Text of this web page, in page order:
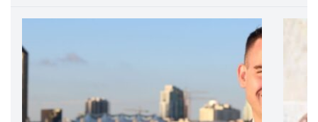
professionali